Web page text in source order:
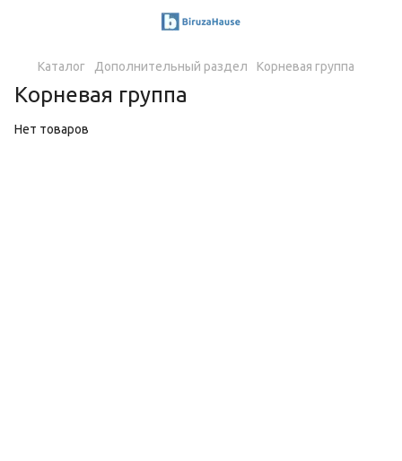
Каталог Дополнительный раздел Корневая группа
Корневая группа
Нет товаров